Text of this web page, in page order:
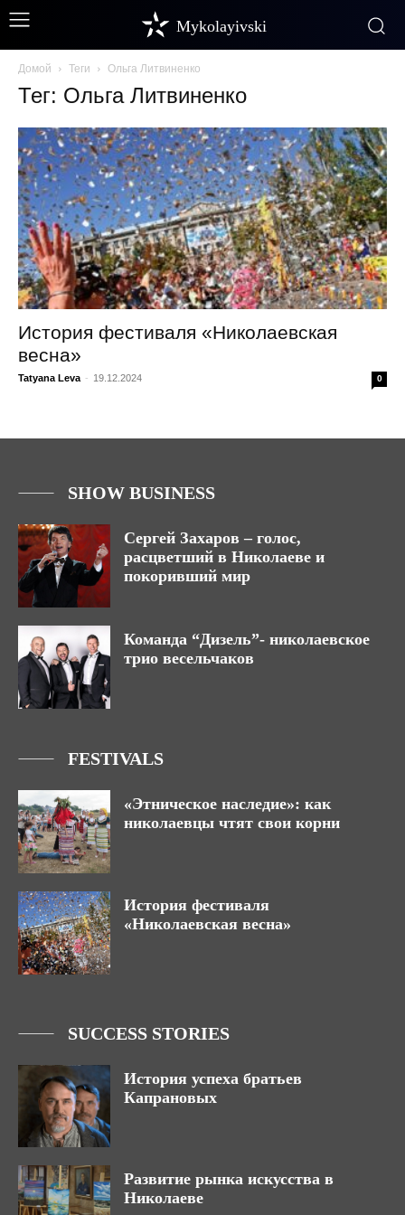
Mykolayivski
Домой Теги Ольга Литвиненко
Тег: Ольга Литвиненко
История фестиваля «Николаевская
весна»
Tatyana Leva - 19.12.2024 0
SHOW BUSINESS
Сергей Захаров – голос,
расцветший в Николаеве и
покоривший мир
Команда “Дизель”- николаевское
трио весельчаков
FESTIVALS
«Этническое наследие»: как
николаевцы чтят свои корни
История фестиваля
«Николаевская весна»
SUCCESS STORIES
История успеха братьев
Капрановых
Развитие рынка искусства в
Николаеве